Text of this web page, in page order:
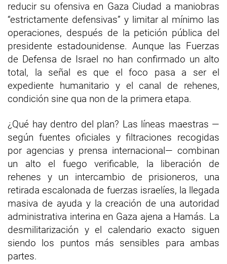
reducir su ofensiva en Gaza Ciudad a maniobras
“estrictamente defensivas” y limitar al mínimo las
operaciones, después de la petición pública del
presidente estadounidense. Aunque las Fuerzas
de Defensa de Israel no han confirmado un alto
total, la señal es que el foco pasa a ser el
expediente humanitario y el canal de rehenes,
condición sine qua non de la primera etapa.
¿Qué hay dentro del plan? Las líneas maestras —
según fuentes oficiales y filtraciones recogidas
por agencias y prensa internacional— combinan
un alto el fuego verificable, la liberación de
rehenes y un intercambio de prisioneros, una
retirada escalonada de fuerzas israelíes, la llegada
masiva de ayuda y la creación de una autoridad
administrativa interina en Gaza ajena a Hamás. La
desmilitarización y el calendario exacto siguen
siendo los puntos más sensibles para ambas
partes.